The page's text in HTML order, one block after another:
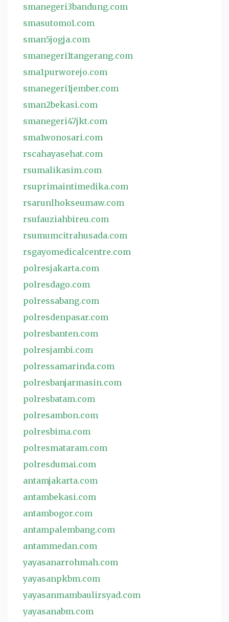
smanegeri3bandung.com
smasutomo1.com
sman5jogja.com
smanegeri1tangerang.com
sma1purworejo.com
smanegeri1jember.com
sman2bekasi.com
smanegeri47jkt.com
sma1wonosari.com
rscahayasehat.com
rsumalikasim.com
rsuprimaintimedika.com
rsarunlhokseumaw.com
rsufauziahbireu.com
rsumumcitrahusada.com
rsgayomedicalcentre.com
polresjakarta.com
polresdago.com
polressabang.com
polresdenpasar.com
polresbanten.com
polresjambi.com
polressamarinda.com
polresbanjarmasin.com
polresbatam.com
polresambon.com
polresbima.com
polresmataram.com
polresdumai.com
antamjakarta.com
antambekasi.com
antambogor.com
antampalembang.com
antammedan.com
yayasanarrohmah.com
yayasanpkbm.com
yayasanmambaulirsyad.com
yayasanabm.com